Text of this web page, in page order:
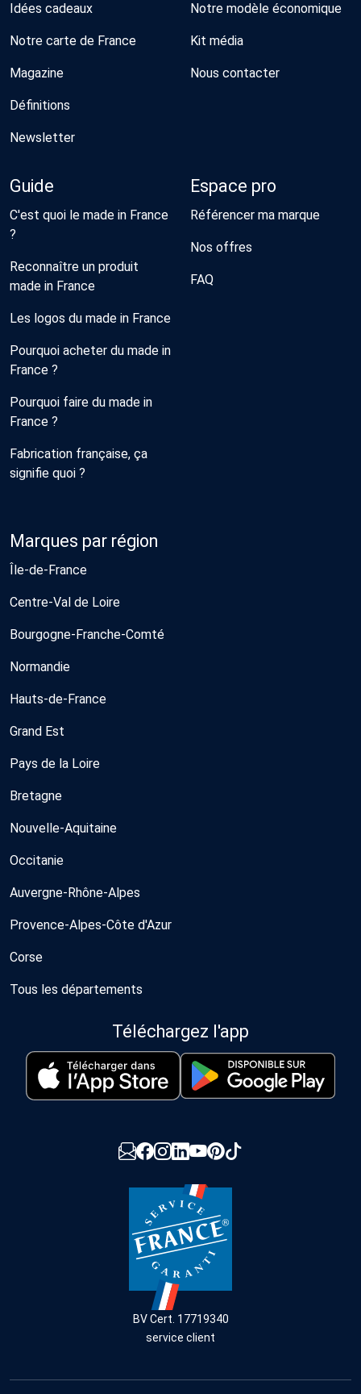
Idées cadeaux
Notre carte de France
Magazine
Définitions
Newsletter
Notre modèle économique
Kit média
Nous contacter
Guide
C'est quoi le made in France
?
Reconnaître un produit
made in France
Les logos du made in France
Pourquoi acheter du made in
France ?
Pourquoi faire du made in
France ?
Fabrication française, ça
signifie quoi ?
Espace pro
Référencer ma marque
Nos offres
FAQ
Marques par région
Île-de-France
Centre-Val de Loire
Bourgogne-Franche-Comté
Normandie
Hauts-de-France
Grand Est
Pays de la Loire
Bretagne
Nouvelle-Aquitaine
Occitanie
Auvergne-Rhône-Alpes
Provence-Alpes-Côte d'Azur
Corse
Tous les départements
Téléchargez l'app
BV Cert. 17719340
service client